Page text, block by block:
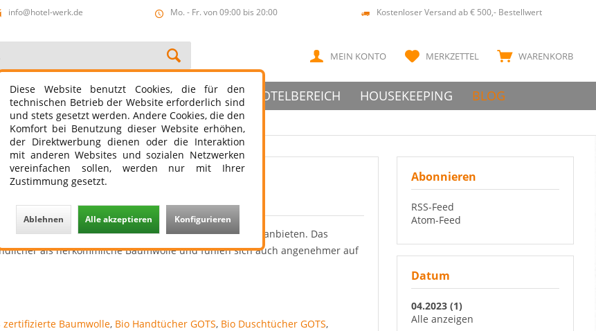
info@hotel-werk.de Mo. - Fr. von 09:00 bis 20:00 Kostenloser Versand ab € 500,- Bestellwert
WARENKORB
MERKZETTEL
MEIN KONTO
HOTELSLIPPER ÖFFENTLICHER HOTELBEREICH HOUSEKEEPING BLOG
Abonnieren
RSS-Feed
Atom-Feed
Datum
04.2023 (1)
Alle anzeigen
und Bettwäsche aus GOTS Bio-Baumwolle anbieten. Das
als herkömmliche Baumwolle und fühlen sich auch angenehmer auf
zertifizierte Baumwolle, Bio Handtücher GOTS, Bio Duschtücher GOTS,
Diese Website benutzt Cookies, die für den
technischen Betrieb der Website erforderlich sind
und stets gesetzt werden. Andere Cookies, die den
Komfort bei Benutzung dieser Website erhöhen,
der Direktwerbung dienen oder die Interaktion
mit anderen Websites und sozialen Netzwerken
vereinfachen sollen, werden nur mit Ihrer
Zustimmung gesetzt.
Ablehnen Alle akzeptieren Konfigurieren